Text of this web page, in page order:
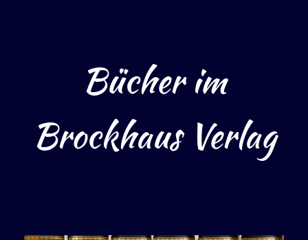
Bücher im
Brockhaus Verlag